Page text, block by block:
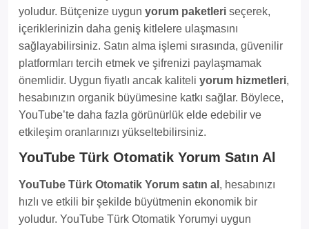
yoludur. Bütçenize uygun yorum paketleri seçerek,
içeriklerinizin daha geniş kitlelere ulaşmasını
sağlayabilirsiniz. Satın alma işlemi sırasında, güvenilir
platformları tercih etmek ve şifrenizi paylaşmamak
önemlidir. Uygun fiyatlı ancak kaliteli yorum hizmetleri,
hesabınızın organik büyümesine katkı sağlar. Böylece,
YouTube’te daha fazla görünürlük elde edebilir ve
etkileşim oranlarınızı yükseltebilirsiniz.
YouTube Türk Otomatik Yorum Satın Al
YouTube Türk Otomatik Yorum satın al , hesabınızı
hızlı ve etkili bir şekilde büyütmenin ekonomik bir
yoludur. YouTube Türk Otomatik Yorumyi uygun